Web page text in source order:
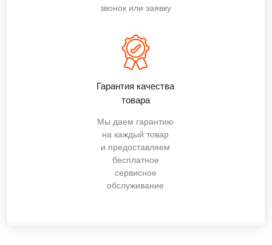
Гарантия качества
товара
Мы даем гарантию
на каждый товар
и предоставляем
бесплатное
сервисное
обслуживание
звонок или заявку